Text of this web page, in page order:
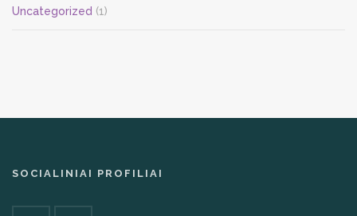
Uncategorized (1)
SOCIALINIAI PROFILIAI